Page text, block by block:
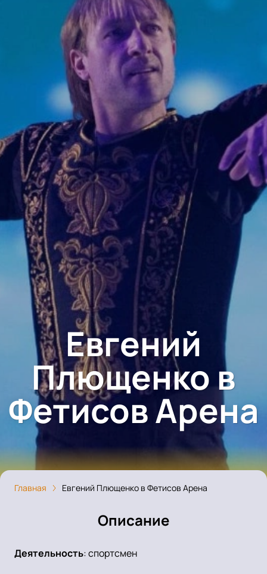
Евгений
Плющенко в
Фетисов Арена
Главная Евгений Плющенко в Фетисов Арена
Описание
Деятельность:спортсмен